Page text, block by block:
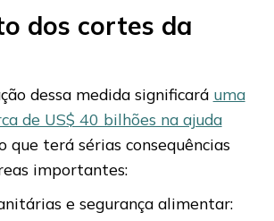
dos cortes da
dessa medida significará uma
de US$ 40 bilhões na ajuda
que terá sérias consequências
importantes:
e segurança alimentar: